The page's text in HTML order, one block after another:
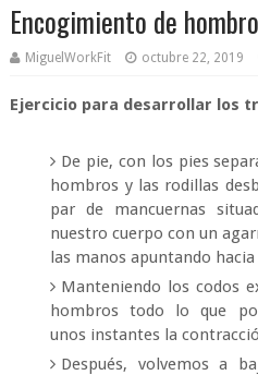
Encogimiento de
MiguelWorkFit octubre 22, 2019
Ejercicio para desarrollar los
De pie, con los pies
hombros y las rodillas
par de mancuernas
nuestro cuerpo con un
las manos apuntando
Manteniendo los codos
hombros todo lo que
unos instantes la
Después, volvemos a